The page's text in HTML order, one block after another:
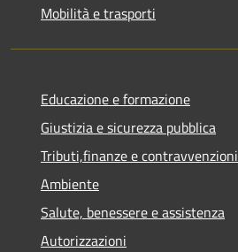
Mobilità e trasporti
Educazione e formazione
Giustizia e sicurezza pubblica
Tributi,finanze e contravvenzioni
Ambiente
Salute, benessere e assistenza
Autorizzazioni